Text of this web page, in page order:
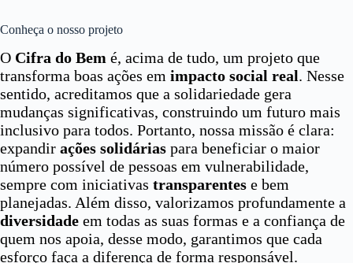
Conheça o nosso projeto
O Cifra do Bem é, acima de tudo, um projeto que
transforma boas ações em impacto social real. Nesse
sentido, acreditamos que a solidariedade gera
mudanças significativas, construindo um futuro mais
inclusivo para todos. Portanto, nossa missão é clara:
expandir ações solidárias para beneficiar o maior
número possível de pessoas em vulnerabilidade,
sempre com iniciativas transparentes e bem
planejadas. Além disso, valorizamos profundamente a
diversidade em todas as suas formas e a confiança de
quem nos apoia, desse modo, garantimos que cada
esforço faça a diferença de forma responsável.